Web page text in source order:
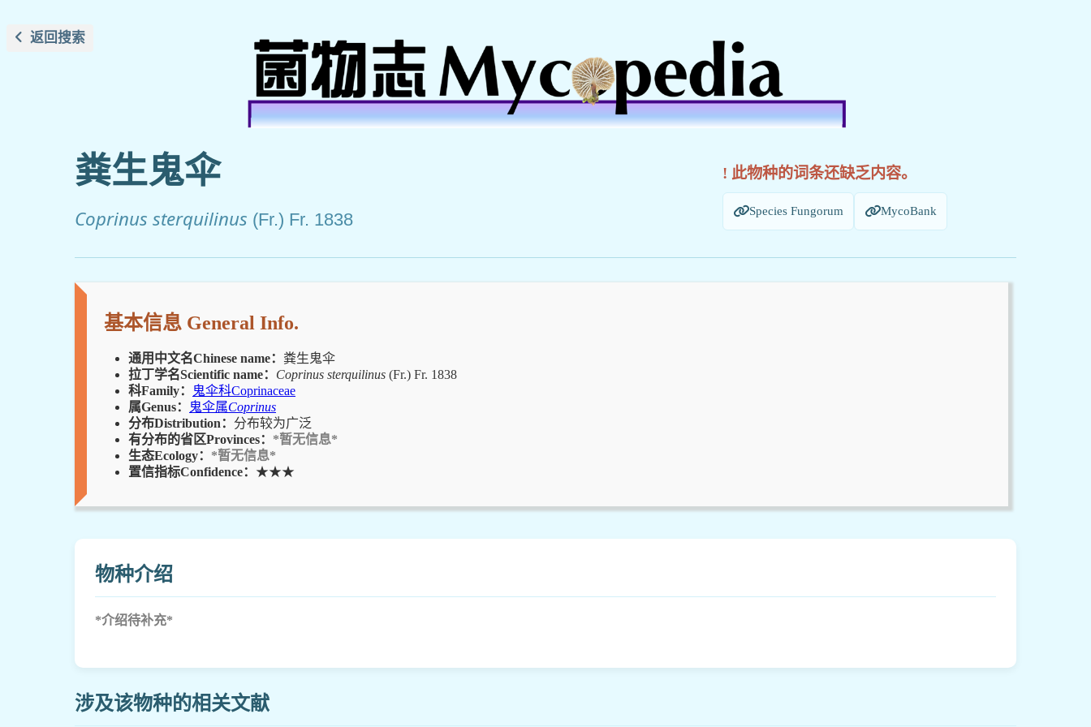
返回搜索
粪生鬼伞
Coprinus sterquilinus (Fr.) Fr. 1838
! 此物种的词条还缺乏内容。
Species Fungorum MycoBank
基本信息 General Info.
通用中文名Chinese name： 粪生鬼伞
拉丁学名Scientific name： Coprinus sterquilinus (Fr.) Fr. 1838
科Family：
鬼伞科Coprinaceae
属Genus：
鬼伞属Coprinus
分布Distribution： 分布较为广泛
有分布的省区Provinces： *暂无信息*
生态Ecology： *暂无信息*
置信指标Confidence： ★★★
物种介绍
*介绍待补充*
涉及该物种的相关文献